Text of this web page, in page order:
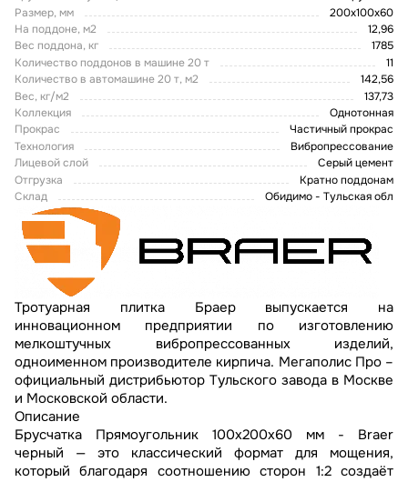
Размер, мм
200х100х60
На поддоне, м2
12,96
Вес поддона, кг
1785
Количество поддонов в машине 20 т
11
Количество в автомашине 20 т, м2
142,56
Вес, кг/м2
137,73
Коллекция
Однотонная
Прокрас
Частичный прокрас
Технология
Вибропрессование
Лицевой слой
Серый цемент
Отгрузка
Кратно поддонам
Склад
Обидимо - Тульская обл
Тротуарная плитка Браер выпускается на
инновационном предприятии по изготовлению
мелкоштучных вибропрессованных изделий,
одноименном производителе кирпича. Мегаполис Про –
официальный дистрибьютор Тульского завода в Москве
и Московской области.
Описание
Брусчатка Прямоугольник 100х200х60 мм - Braer
черный — это классический формат для мощения,
который благодаря соотношению сторон 1:2 создаёт